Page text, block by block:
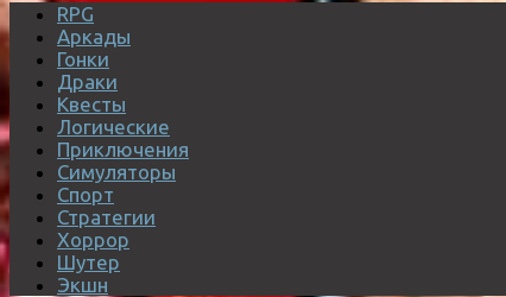
RPG
Аркады
Гонки
Драки
Квесты
Логические
Приключения
Симуляторы
Спорт
Стратегии
Хоррор
Шутер
Экшн